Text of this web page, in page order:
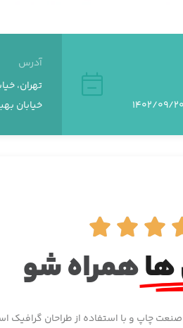
آدرس
تهران،
خیابان



هاهمراه شو
چاپ و با استفاده از طراحان گرافیک